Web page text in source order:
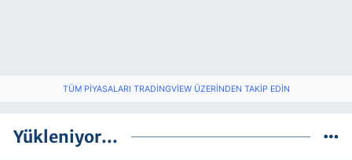
TÜM PIYASALARI TRADINGVIEW ÜZERINDEN TAKIP EDIN
Yükleniyor...